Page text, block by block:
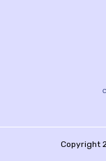
Copyright